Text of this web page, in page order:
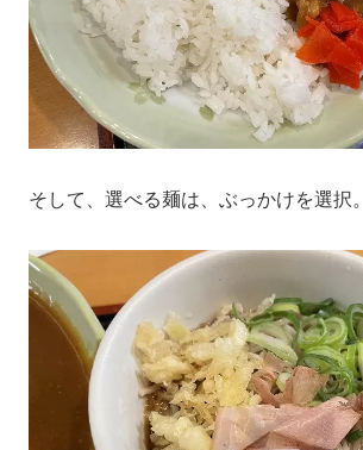
そして、選べる麺は、ぶっかけを選択。